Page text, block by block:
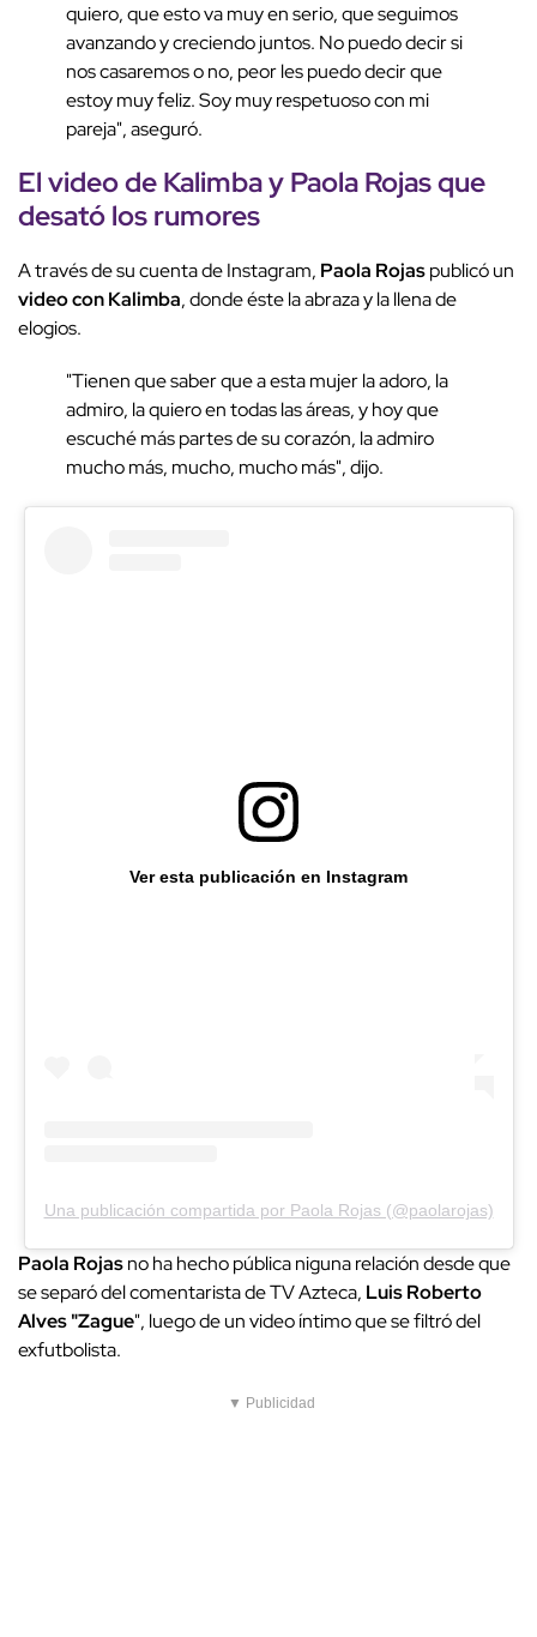
quiero, que esto va muy en serio, que seguimos
avanzando y creciendo juntos. No puedo decir si
nos casaremos o no, peor les puedo decir que
estoy muy feliz. Soy muy respetuoso con mi
pareja", aseguró.
El video de Kalimba y Paola Rojas que
desató los rumores
A través de su cuenta de Instagram, Paola Rojaspublicó un
video con Kalimba, donde éste la abraza y la llena de
elogios.
"Tienen que saber que a esta mujer la adoro, la
admiro, la quiero en todas las áreas, y hoy que
escuché más partes de su corazón, la admiro
mucho más, mucho, mucho más", dijo.
Ver esta publicación en Instagram
Una publicación compartida por Paola Rojas (@paolarojas)
Paola Rojasno ha hecho pública niguna relación desde que
se separó del comentarista de TV Azteca, Luis Roberto
Alves "Zague", luego de un video íntimo que se filtró del
exfutbolista.
▼ Publicidad